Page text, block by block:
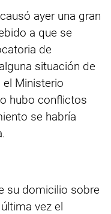
ayer una gran
a que se
de
situación de
Ministerio
hubo conflictos
se habría
su domicilio sobre
vez el